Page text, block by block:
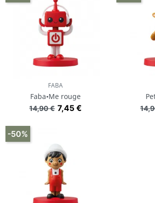
A lire aussi :
Comparateur des boites à
Petit Morphée ou FABA+ ?
FABA
Faba•Me rouge
Prix de base
14,90 € Prix
7,45 €
-50%